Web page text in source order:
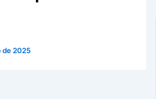
de 2025